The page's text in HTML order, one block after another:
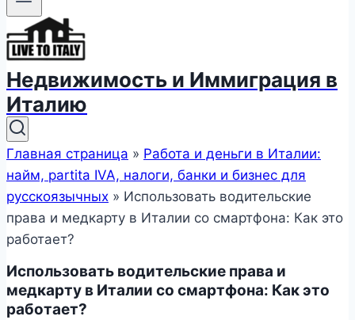
Недвижимость и Иммиграция в
Италию
Главная страница » Работа и деньги в Италии:
найм, partita IVA, налоги, банки и бизнес для
русскоязычных » Использовать водительские
права и медкарту в Италии со смартфона: Как это
работает?
Использовать водительские права и
медкарту в Италии со смартфона: Как это
работает?